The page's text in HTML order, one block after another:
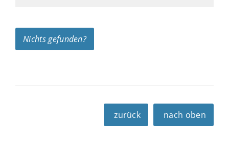
Nichts gefunden?
zurück nach oben